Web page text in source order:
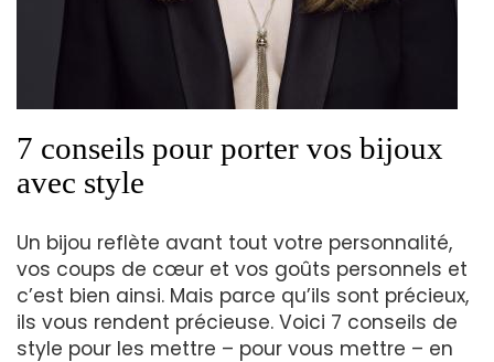
7 conseils pour porter vos bijoux
avec style
Un bijou reflète avant tout votre personnalité,
vos coups de cœur et vos goûts personnels et
c’est bien ainsi. Mais parce qu’ils sont précieux,
ils vous rendent précieuse. Voici 7 conseils de
style pour les mettre – pour vous mettre – en